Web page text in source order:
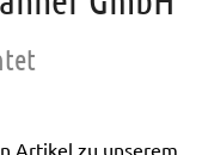
Artikel zu unserem